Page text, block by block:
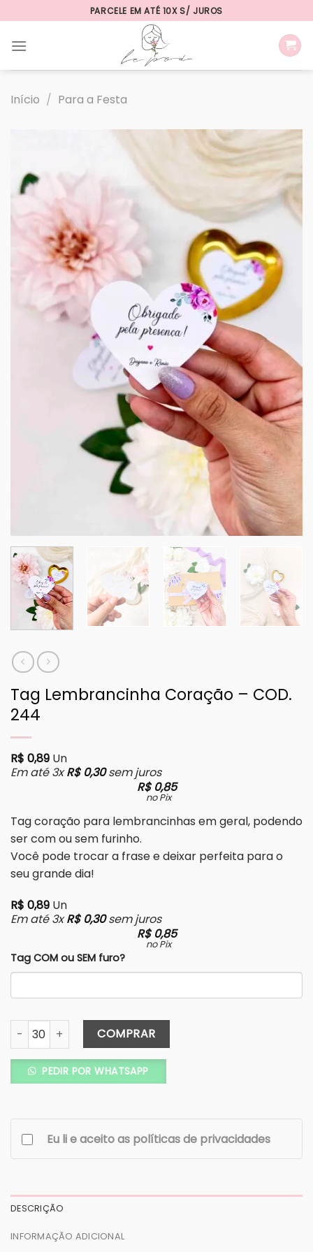
to
content
PARCELE EM ATÉ 10X S/ JUROS
Início / Para a Festa
Tag Lembrancinha Coração – COD.
244
R$ 0,89 Un
Em até 3xR$0,30sem juros
R$0,85
no Pix
Tag coração para lembrancinhas em geral, podendo
ser com ou sem furinho.
Você pode trocar a frase e deixar perfeita para o
seu grande dia!
R$ 0,89 Un
Em até 3xR$0,30sem juros
R$0,85
no Pix
Tag COM ou SEM furo?
Tag Lembrancinha Coração - COD. 244 quantidade
COMPRAR
PEDIR POR WHATSAPP
Eu li e aceito as políticas de privacidades
DESCRIÇÃO
INFORMAÇÃO ADICIONAL